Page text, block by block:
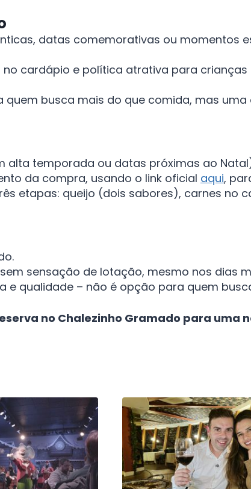
datas comemorativas ou momentos
no cardápio e política atrativa para
quem busca mais do que comida, mas
alta temporada ou datas próximas ao
da compra, usando o link oficial aqui,
etapas: queijo (dois sabores), carnes no
sensação de lotação, mesmo nos dias
e qualidade – não é opção para quem
no Chalezinho Gramado para uma